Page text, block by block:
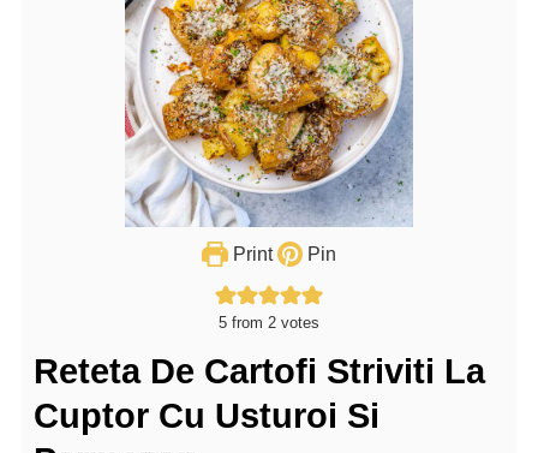
Print Pin
5 from 2 votes
Reteta De Cartofi Striviti La
Cuptor Cu Usturoi Si